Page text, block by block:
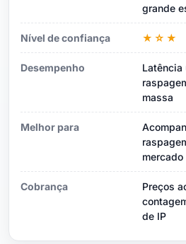
grande
Nível de confiança ★☆★
Desempenho
Latência
massa
Melhor para
mercado
Cobrança
Preços
de IP